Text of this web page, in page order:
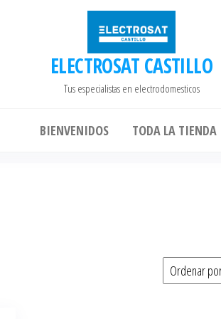
ELECTROSAT CASTILLO
Tus especialistas en electrodomesticos
BIENVENIDOS TODA LA TIENDA